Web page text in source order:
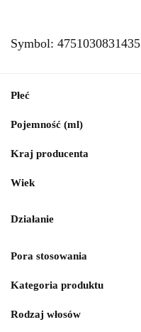
Symbol: 4751030831435
Płeć
Pojemność (ml)
Kraj producenta
Wiek
Działanie
Pora stosowania
Kategoria produktu
Rodzaj włosów